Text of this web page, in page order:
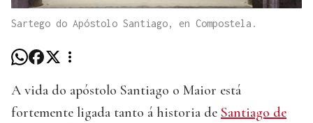
Sartego do Apóstolo Santiago, en Compostela.
A vida do apóstolo Santiago o Maior está
fortemente ligada tanto á historia de Santiago de